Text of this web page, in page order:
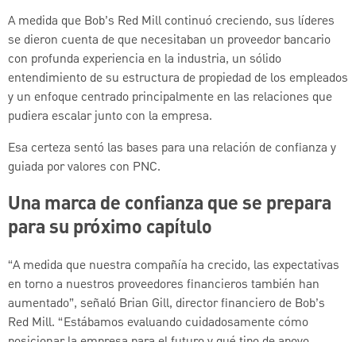
A medida que Bob’s Red Mill continuó creciendo, sus líderes
se dieron cuenta de que necesitaban un proveedor bancario
con profunda experiencia en la industria, un sólido
entendimiento de su estructura de propiedad de los empleados
y un enfoque centrado principalmente en las relaciones que
pudiera escalar junto con la empresa.
Esa certeza sentó las bases para una relación de confianza y
guiada por valores con PNC.
Una marca de confianza que se prepara
para su próximo capítulo
“A medida que nuestra compañía ha crecido, las expectativas
en torno a nuestros proveedores financieros también han
aumentado”, señaló Brian Gill, director financiero de Bob’s
Red Mill. “Estábamos evaluando cuidadosamente cómo